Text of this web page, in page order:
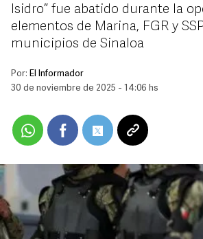
Isidro” fue abatido durante la
elementos de Marina, FGR y
municipios de Sinaloa
Por: El Informador
30 de noviembre de 2025 - 14:06 hs